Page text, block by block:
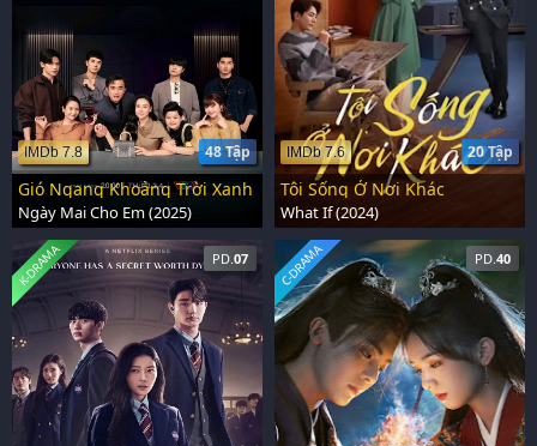
48 Tập
IMDb 7.8
Gió Ngang Khoảng Trời Xanh
Ngày Mai Cho Em (2025)
20 Tập
IMDb 7.6
Tôi Sống Ở Nơi Khác
What If (2024)
PD.07
K-DRAMA PD.40
C-DRAMA